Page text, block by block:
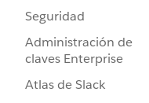
Seguridad
Administración de
claves Enterprise
Atlas de Slack